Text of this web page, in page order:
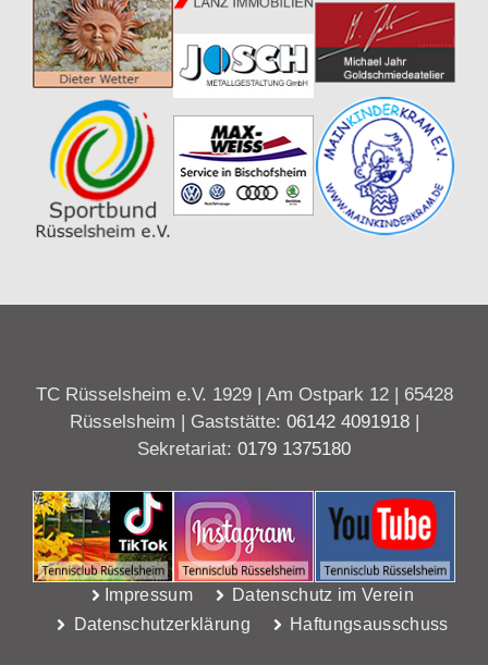
TC Rüsselsheim e.V. 1929 | Am Ostpark 12 | 65428
Rüsselsheim | Gaststätte: 06142 4091918|
Sekretariat: 0179 1375180
Impressum
Datenschutz im Verein
Datenschutzerklärung
Haftungsausschuss